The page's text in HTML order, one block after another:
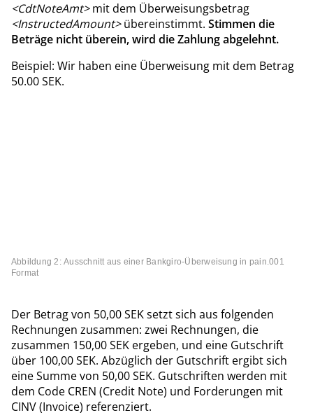
<CdtNoteAmt>mit dem Überweisungsbetrag
<InstructedAmount>übereinstimmt. Stimmen die
Beträge nicht überein, wird die Zahlung abgelehnt.
Beispiel: Wir haben eine Überweisung mit dem Betrag
50.00 SEK.
Abbildung 2: Ausschnitt aus einer Bankgiro-Überweisung in pain.001
Format
Der Betrag von 50,00 SEK setzt sich aus folgenden
Rechnungen zusammen: zwei Rechnungen, die
zusammen 150,00 SEK ergeben, und eine Gutschrift
über 100,00 SEK. Abzüglich der Gutschrift ergibt sich
eine Summe von 50,00 SEK. Gutschriften werden mit
dem Code CREN (Credit Note) und Forderungen mit
CINV (Invoice) referenziert.